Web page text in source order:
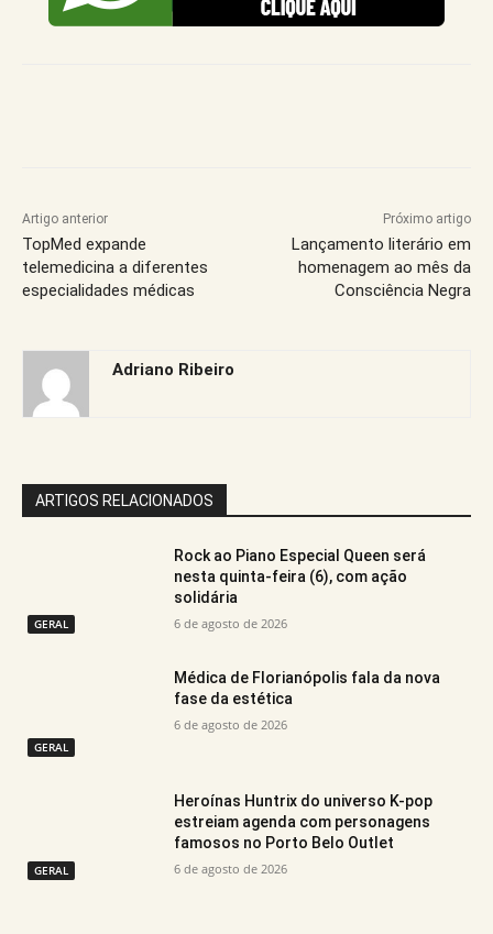
Artigo anterior
TopMed expande
telemedicina a diferentes
especialidades médicas
Próximo artigo
Lançamento literário em
homenagem ao mês da
Consciência Negra
Adriano Ribeiro
ARTIGOS RELACIONADOS
GERAL
Rock ao Piano Especial Queen será
nesta quinta-feira (6), com ação
solidária
6 de agosto de 2026
GERAL
Médica de Florianópolis fala da nova
fase da estética
6 de agosto de 2026
GERAL
Heroínas Huntrix do universo K-pop
estreiam agenda com personagens
famosos no Porto Belo Outlet
6 de agosto de 2026